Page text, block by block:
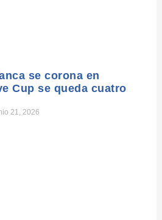
se corona en
Cup se queda cuatro
21, 2026